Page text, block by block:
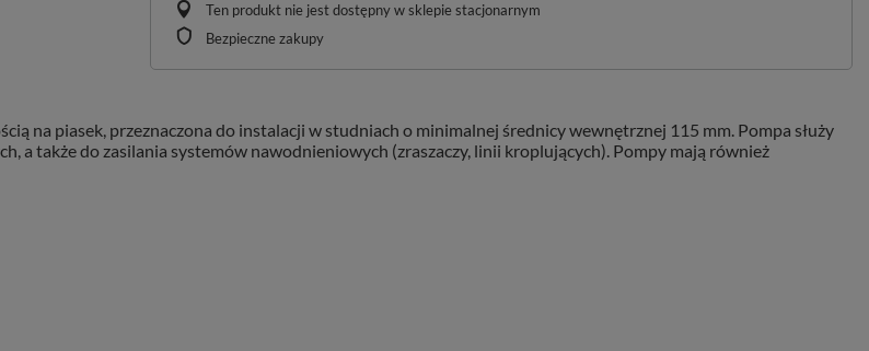
Ten produkt nie jest dostępny w sklepie stacjonarnym
Bezpieczne zakupy
na piasek, przeznaczona do instalacji w studniach o minimalnej średnicy wewnętrznej 115 mm. Pompa służy
także do zasilania systemów nawodnieniowych (zraszaczy, linii kroplujących). Pompy mają również